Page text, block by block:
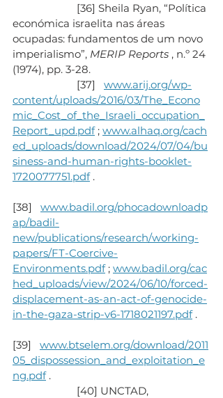
[36] Sheila Ryan, “Política
económica israelita nas áreas
ocupadas: fundamentos de um novo
imperialismo”, MERIP Reports , n.º 24
(1974), pp. 3-28.
[37] www.arij.org/wp-
content/uploads/2016/03/The_Econo
mic_Cost_of_the_Israeli_occupation_
Report_upd.pdf ; www.alhaq.org/cach
ed_uploads/download/2024/07/04/bu
siness-and-human-rights-booklet-
1720077751.pdf .
[38] www.badil.org/phocadownloadp
ap/badil-
new/publications/research/working-
papers/FT-Coercive-
Environments.pdf ; www.badil.org/cac
hed_uploads/view/2024/06/10/forced-
displacement-as-an-act-of-genocide-
in-the-gaza-strip-v6-1718021197.pdf .
[39] www.btselem.org/download/2011
05_dispossession_and_exploitation_e
ng.pdf .
[40] UNCTAD,